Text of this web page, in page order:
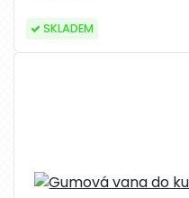
SKLADEM